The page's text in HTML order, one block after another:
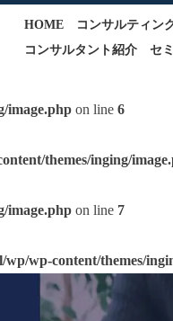
HOME
コンサルティン
コンサルタント紹介
セ
image.php on line 6
themes/inging/
image.php on line 7
wp-content/themes/